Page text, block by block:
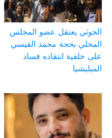
الحوثي يعتقل عضو المجلس
المحلي بحجة محمد القيسي
على خلفية انتقاده فساد
الميليشيا